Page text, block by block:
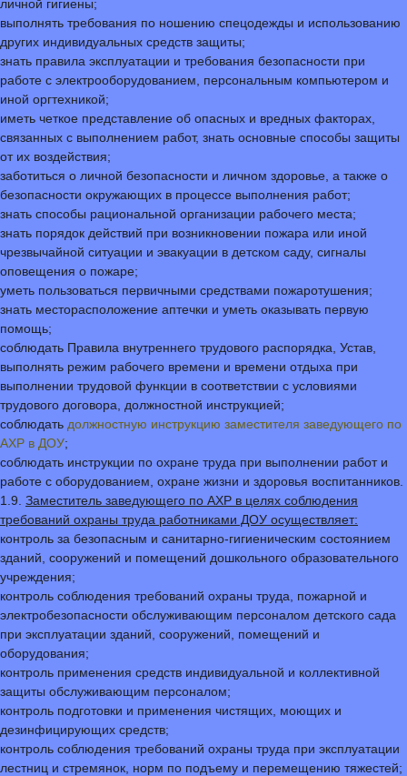
личной гигиены;
выполнять требования по ношению спецодежды и использованию
других индивидуальных средств защиты;
знать правила эксплуатации и требования безопасности при
работе с электрооборудованием, персональным компьютером и
иной оргтехникой;
иметь четкое представление об опасных и вредных факторах,
связанных с выполнением работ, знать основные способы защиты
от их воздействия;
заботиться о личной безопасности и личном здоровье, а также о
безопасности окружающих в процессе выполнения работ;
знать способы рациональной организации рабочего места;
знать порядок действий при возникновении пожара или иной
чрезвычайной ситуации и эвакуации в детском саду, сигналы
оповещения о пожаре;
уметь пользоваться первичными средствами пожаротушения;
знать месторасположение аптечки и уметь оказывать первую
помощь;
соблюдать Правила внутреннего трудового распорядка, Устав,
выполнять режим рабочего времени и времени отдыха при
выполнении трудовой функции в соответствии с условиями
трудового договора, должностной инструкцией;
соблюдать должностную инструкцию заместителя заведующего по
АХР в ДОУ;
соблюдать инструкции по охране труда при выполнении работ и
работе с оборудованием, охране жизни и здоровья воспитанников.
1.9. Заместитель заведующего по АХР в целях соблюдения
требований охраны труда работниками ДОУ осуществляет:
контроль за безопасным и санитарно-гигиеническим состоянием
зданий, сооружений и помещений дошкольного образовательного
учреждения;
контроль соблюдения требований охраны труда, пожарной и
электробезопасности обслуживающим персоналом детского сада
при эксплуатации зданий, сооружений, помещений и
оборудования;
контроль применения средств индивидуальной и коллективной
защиты обслуживающим персоналом;
контроль подготовки и применения чистящих, моющих и
дезинфицирующих средств;
контроль соблюдения требований охраны труда при эксплуатации
лестниц и стремянок, норм по подъему и перемещению тяжестей;